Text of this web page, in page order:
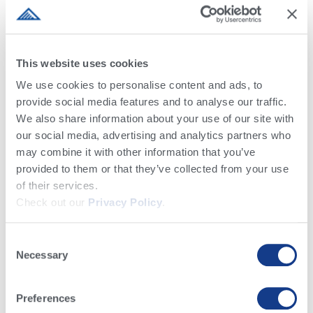
This website uses cookies
We use cookies to personalise content and ads, to
provide social media features and to analyse our traffic.
We also share information about your use of our site with
our social media, advertising and analytics partners who
may combine it with other information that you’ve
provided to them or that they’ve collected from your use
of their services.
Check out our Privacy Policy
Selection
Necessary
Preferences
Las explotaciones que dan prioridad a la
fracaso más bajas, aunque no existe una práctica
única que garantice el éxito de la inmunidad
pasiva. Las granjas que aplicaron las mejores
prácticas de manejo, que dieron lugar a tasas de
fracaso más bajas, tenían como objetivo
alimentar a los animales con 3 ó 4 cuartos de
galón de calostro entre 1 y 4 horas después del
nacimiento, seguido de una segunda
permitían amamantar de la vaca; documentaban
refractómetro BRIX para comprobar la calidad del